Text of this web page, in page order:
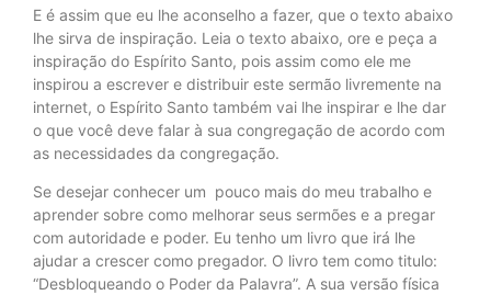
E é assim que eu lhe aconselho a fazer, que o texto abaixo
lhe sirva de inspiração. Leia o texto abaixo, ore e peça a
inspiração do Espírito Santo, pois assim como ele me
inspirou a escrever e distribuir este sermão livremente na
internet, o Espírito Santo também vai lhe inspirar e lhe dar
o que você deve falar à sua congregação de acordo com
as necessidades da congregação.
Se desejar conhecer um pouco mais do meu trabalho e
aprender sobre como melhorar seus sermões e a pregar
com autoridade e poder. Eu tenho um livro que irá lhe
ajudar a crescer como pregador. O livro tem como titulo:
“Desbloqueando o Poder da Palavra”. A sua versão física